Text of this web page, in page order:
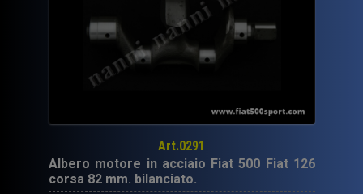
Art.0291
Albero motore in acciaio Fiat 500 Fiat 126
corsa 82 mm. bilanciato.